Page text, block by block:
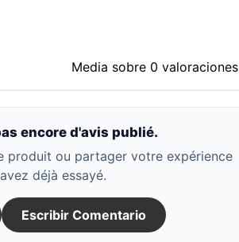
Media sobre 0 valoraciones
encore d'avis publié.
produit ou partager votre expérience
déjà essayé.
Escribir Comentario